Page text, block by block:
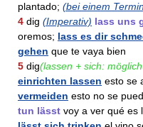
plantado; (bei einem
4 dig (Imperativ) lass uns
oremos; lass es dir
gehen que te vaya bien
5 dig(lassen + sich:
einrichten lassen esto se
vermeiden esto no se
tun lässt voy a ver qué es